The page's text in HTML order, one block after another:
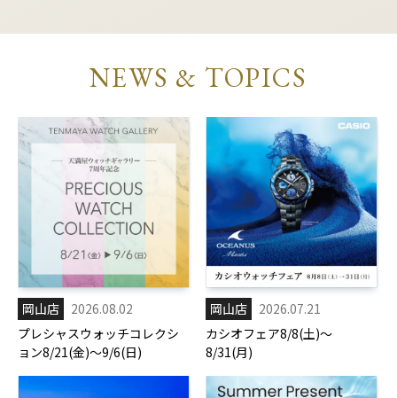
NEWS & TOPICS
岡山店
2026.08.02
プレシャスウォッチコレクシ
ョン8/21(金)～9/6(日)
岡山店
2026.07.21
カシオフェア8/8(土)～
8/31(月)